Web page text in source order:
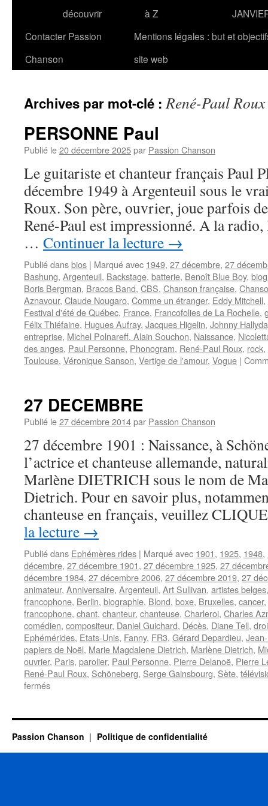
découvrir
à Z
Contacter Passion
Chanson
Mentions légales : but et
site web
Archives par mot-clé :René-Paul Roux
PERSONNE Paul
Publié le20 décembre 2025par Passion Chanson
Le guitariste et chanteur français Paul
décembre 1949 à Argenteuil sous le
Roux. Son père, ouvrier, joue parfois
René-Paul est impressionné. A la
… Continuer la lecture →
Publié dansbios | Marqué avec 1949, 27 décembre, 27
Bashung, Argenteuil, Backstage, batterie, Benoît Blue Boy,
Boris Bergman, Bracos Band, CBS, Chanson française,
Aznavour, Claude Nougaro, Comme un étranger, Eddy Mitchell,
Festival d'été de Québec, France, Francofolies de La Rochelle,
Félix Thiéfaine, Hugues Aufray, Jacques Higelin, Johnny
entreprise, Michel Polnareff. Alain Souchon, Naissance,
des anges, Paul Personne, Phonogram, René-Paul Roux, rock,
Toulouse, Véronique Sanson, Vertige de l'amour, Vogue |
27 DECEMBRE
Publié le27 décembre 2014par Passion Chanson
27 décembre 1901 : Naissance, à
l’actrice et chanteuse allemande,
Marlène DIETRICH sous le nom de
Dietrich. Pour en savoir plus,
chanteuse en français, veuillez
la lecture →
Publié dans Ephémères rides | Marqué avec 1901, 1925, 1948,
décembre, 27 décembre 1901, 27 décembre 1925, 27
décembre 1984, 27 décembre 2006, 27 décembre 2019, 27
animateur, Anniversaire, Argenteuil, Art Sullivan, artistes belges
francophone, Berlin, biographie, Blond, boxe, Bruxelles, cancer,
francophone, chant, chanteur, chanteuse, Charleroi, Charles
comédien, compositeur, Daniel Guichard, Décès, Diane Tell,
Ephémérides, Etats-Unis, Fanny, FR3, Gérard Depardieu,
papiers de Noël, Marie Magdalene Dietrich, Marlène Dietrich,
ouvrier, Paris, parolier, Paul Personne, Pierre Delanoë, Pierre
René-Paul Roux, Schöneberg, Serge Gainsbourg, Sète,
ferméssur
Passion Chanson Politique de confidentialité